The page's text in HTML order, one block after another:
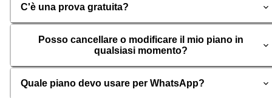
C'è una prova gratuita?
Posso cancellare o modificare il mio piano in
qualsiasi momento?
Quale piano devo usare per WhatsApp?